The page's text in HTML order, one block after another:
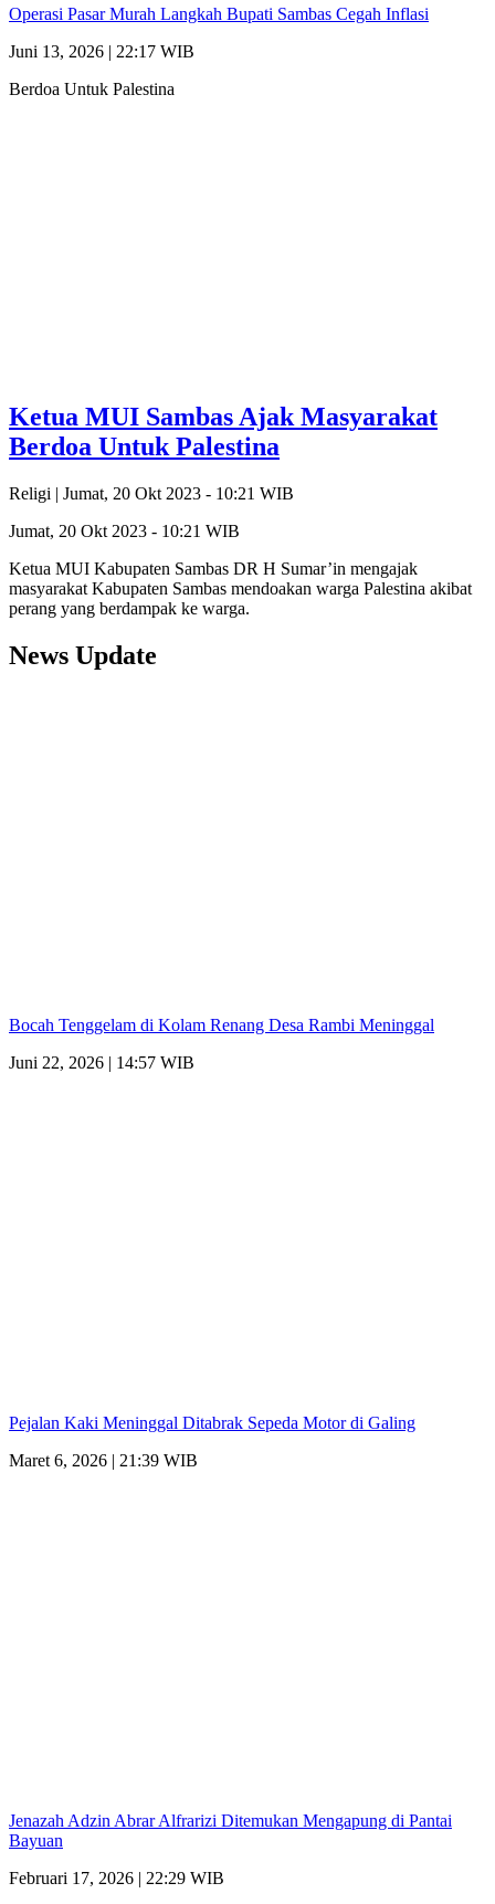
Operasi Pasar Murah Langkah Bupati Sambas Cegah Inflasi
Juni 13, 2026 | 22:17 WIB
Berdoa Untuk Palestina
Ketua MUI Sambas Ajak Masyarakat
Berdoa Untuk Palestina
Religi | Jumat, 20 Okt 2023 - 10:21 WIB
Jumat, 20 Okt 2023 - 10:21 WIB
Ketua MUI Kabupaten Sambas DR H Sumar’in mengajak
masyarakat Kabupaten Sambas mendoakan warga Palestina akibat
perang yang berdampak ke warga.
News Update
Bocah Tenggelam di Kolam Renang Desa Rambi Meninggal
Juni 22, 2026 | 14:57 WIB
Pejalan Kaki Meninggal Ditabrak Sepeda Motor di Galing
Maret 6, 2026 | 21:39 WIB
Jenazah Adzin Abrar Alfrarizi Ditemukan Mengapung di Pantai
Bayuan
Februari 17, 2026 | 22:29 WIB